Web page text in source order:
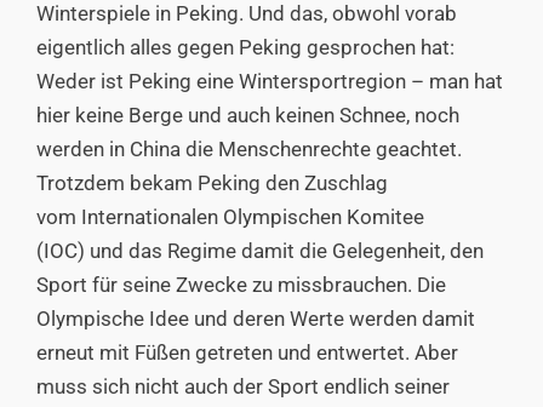
Winterspiele in Peking. Und das, obwohl vorab
eigentlich alles gegen Peking gesprochen hat:
Weder ist Peking eine Wintersportregion – man hat
hier keine Berge und auch keinen Schnee, noch
werden in China die Menschenrechte geachtet.
Trotzdem bekam Peking den Zuschlag
vom Internationalen Olympischen Komitee
(IOC) und das Regime damit die Gelegenheit, den
Sport für seine Zwecke zu missbrauchen. Die
Olympische Idee und deren Werte werden damit
erneut mit Füßen getreten und entwertet. Aber
muss sich nicht auch der Sport endlich seiner